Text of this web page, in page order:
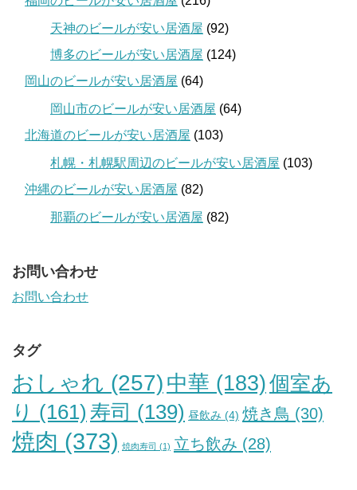
天神のビールが安い居酒屋 (92)
博多のビールが安い居酒屋 (124)
岡山のビールが安い居酒屋 (64)
岡山市のビールが安い居酒屋 (64)
北海道のビールが安い居酒屋 (103)
札幌・札幌駅周辺のビールが安い居酒屋 (103)
沖縄のビールが安い居酒屋 (82)
那覇のビールが安い居酒屋 (82)
お問い合わせ
お問い合わせ
タグ
おしゃれ (257) 中華 (183)個室あ
り (161) 寿司 (139) 昼飲み (4) 焼き鳥 (30)
焼肉 (373) 焼肉寿司 (1) 立ち飲み (28)